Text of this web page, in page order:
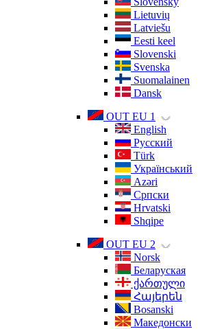
Lietuvių
Latviešu
Eesti keel
Slovenski
Svenska
Suomalainen
Dansk
OUT EU 1
English
Русский
Türk
Український
Azəri
Српски
Hrvatski
Shqipe
OUT EU 2
Norsk
Беларуская
ქართული
Հայերեն
Bosanski
Македонски